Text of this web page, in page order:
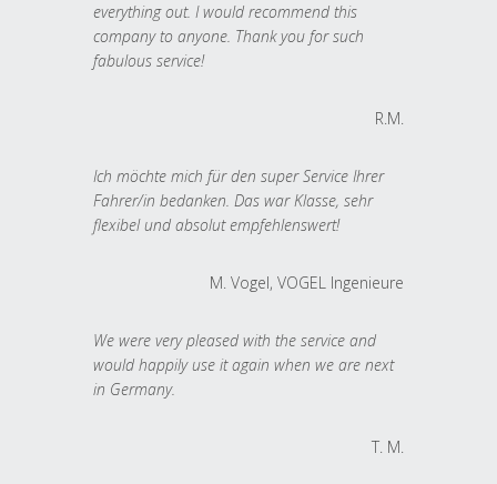
everything out. I would recommend this
company to anyone. Thank you for such
fabulous service!
R.M.
Ich möchte mich für den super Service Ihrer
Fahrer/in bedanken. Das war Klasse, sehr
flexibel und absolut empfehlenswert!
M. Vogel, VOGEL Ingenieure
We were very pleased with the service and
would happily use it again when we are next
in Germany.
T. M.